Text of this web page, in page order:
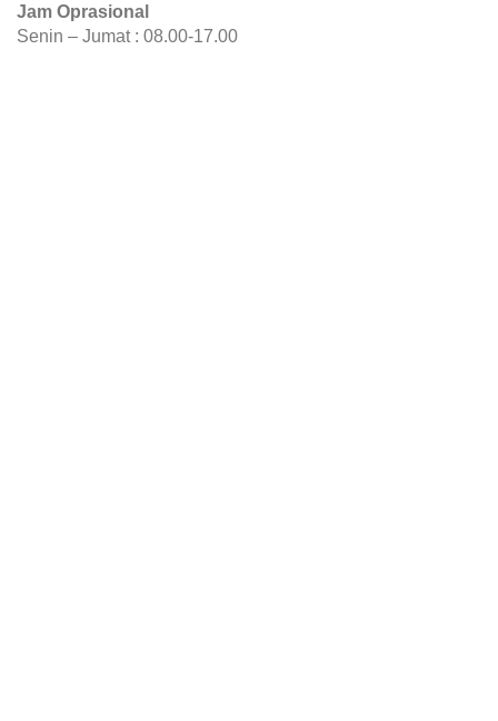
Jam Oprasional
Senin – Jumat : 08.00-17.00